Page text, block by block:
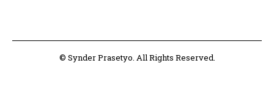
© Synder Prasetyo. All Rights Reserved.